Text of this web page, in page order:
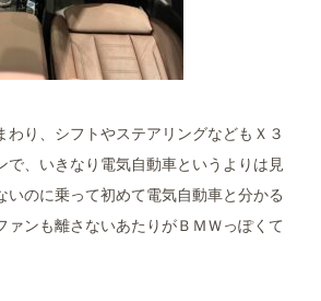
わり、シフトやステアリングなどもＸ３
で、いきなり電気自動車というよりは見
いのに乗って初めて電気自動車と分かる
ァンも離さないあたりがＢＭＷっぽくて